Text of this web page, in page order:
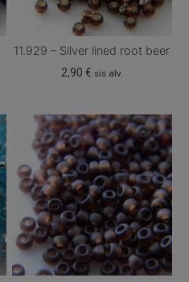
11.929 – Silver lined root beer
2,90 € sis alv.